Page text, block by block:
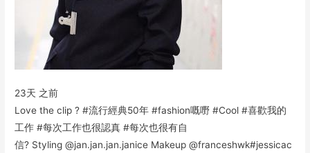
23天 之前
Love the clip ? #流行經典50年 #fashion嘅嘢 #Cool #喜歡我的
工作 #每次工作也很認真 #每次也很有自
信? Styling @jan.jan.jan.janice Makeup @franceshwk#jessicac